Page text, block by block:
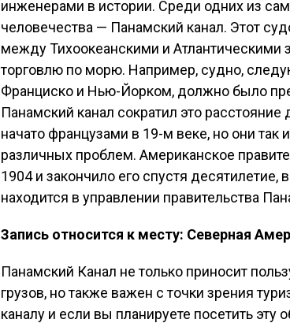
инженерами в истории. Среди одних из
человечества — Панамский канал. Этот
между Тихоокеанскими и Атлантическими
торговлю по морю. Например, судно,
Франциско и Нью-Йорком, должно было
Панамский канал сократил это
начато французами в 19-м веке, но они так
различных проблем. Американское
1904 и закончило его спустя десятилетие,
находится в управлении правительства
Запись относится к месту: Северная
Панамский Канал не только приносит
грузов, но также важен с точки зрения
каналу и если вы планируете посетить эту